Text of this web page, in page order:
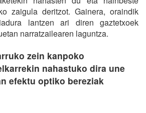
zaigula deritzot. Gainera, oraindik
lantzen ari diren gaztetxoek
narratzailearen laguntza.
zein kanpoko
nahastuko dira une
efektu optiko bereziak